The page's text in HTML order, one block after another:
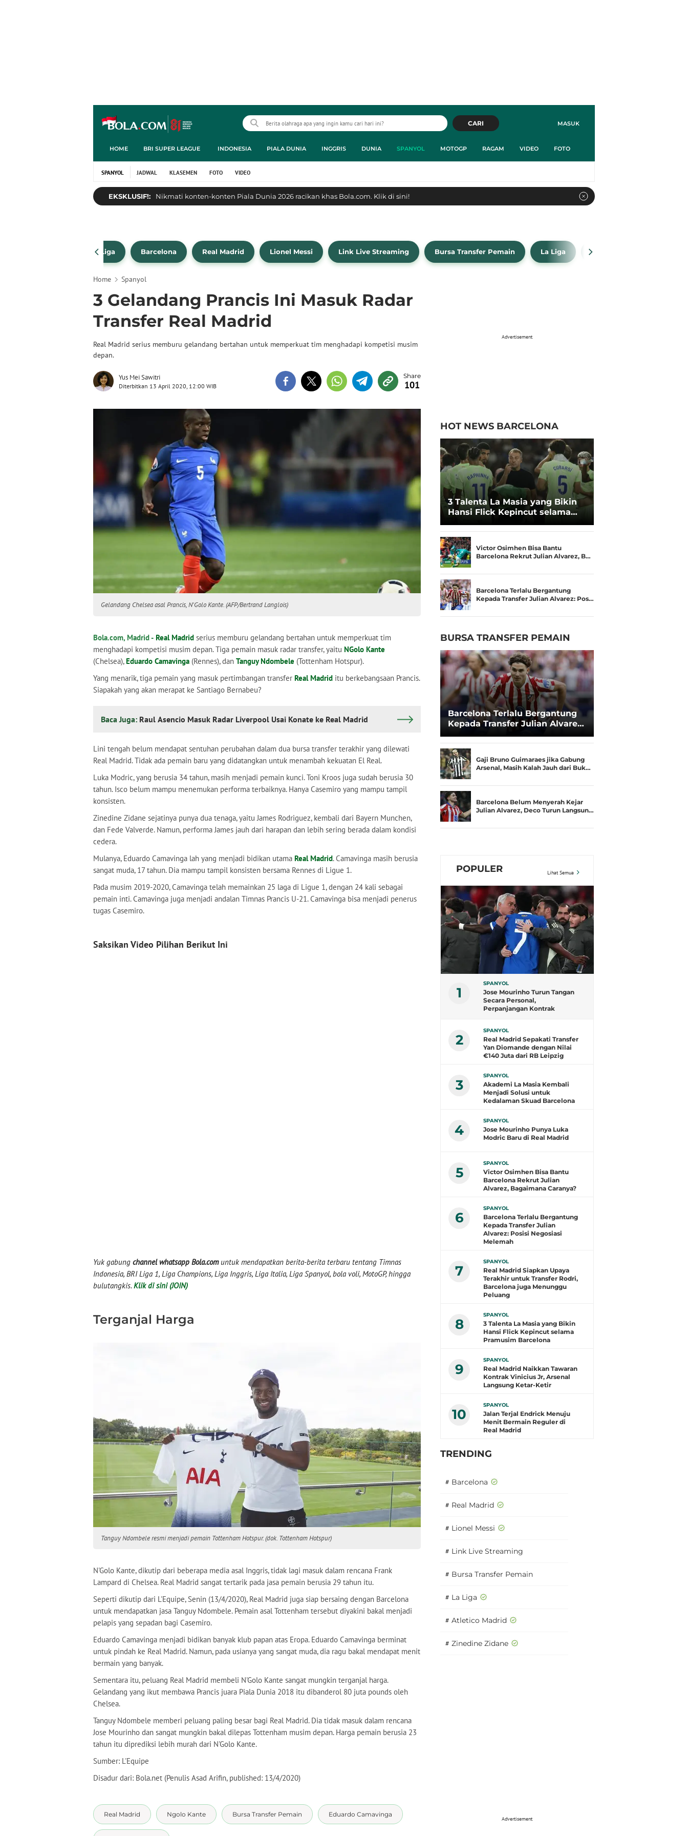
MASUK
CARI
HOME BRI SUPER LEAGUE INDONESIA PIALA DUNIA INGGRIS DUNIA SPANYOL MOTOGP RAGAM VIDEO FOTO
SPANYOL JADWAL KLASEMEN FOTO VIDEO
EKSKLUSIF!: Nikmati konten-konten Piala Dunia 2026 racikan khas Bola.com. Klik di sini!
La Liga Barcelona Real Madrid Lionel Messi Link Live Streaming Bursa Transfer Pemain La Liga Barcelona
Home Spanyol
3 Gelandang Prancis Ini Masuk Radar
Transfer Real Madrid
Real Madrid serius memburu gelandang bertahan untuk memperkuat tim menghadapi kompetisi musim
depan.
Yus Mei Sawitri
Diterbitkan 13 April 2020, 12:00 WIB 101
Gelandang Chelsea asal Prancis, N'Golo Kante. (AFP/Bertrand Langlois)
Bola.com, Madrid - Real Madrid serius memburu gelandang bertahan untuk memperkuat tim
menghadapi kompetisi musim depan. Tiga pemain masuk radar transfer, yaitu NGolo Kante
(Chelsea),Eduardo Camavinga (Rennes), dan Tanguy Ndombele (Tottenham Hotspur).
Yang menarik, tiga pemain yang masuk pertimbangan transfer Real Madrid itu berkebangsaan Prancis.
Siapakah yang akan merapat ke Santiago Bernabeu?
Baca Juga: Raul Asencio Masuk Radar Liverpool Usai Konate ke Real Madrid
Lini tengah belum mendapat sentuhan perubahan dalam dua bursa transfer terakhir yang dilewati
Real Madrid. Tidak ada pemain baru yang didatangkan untuk menambah kekuatan El Real.
Luka Modric, yang berusia 34 tahun, masih menjadi pemain kunci. Toni Kroos juga sudah berusia 30
tahun. Isco belum mampu menemukan performa terbaiknya. Hanya Casemiro yang mampu tampil
konsisten.
Zinedine Zidane sejatinya punya dua tenaga, yaitu James Rodriguez, kembali dari Bayern Munchen,
dan Fede Valverde. Namun, performa James jauh dari harapan dan lebih sering berada dalam kondisi
cedera.
Mulanya, Eduardo Camavinga lah yang menjadi bidikan utama Real Madrid. Camavinga masih berusia
sangat muda, 17 tahun. Dia mampu tampil konsisten bersama Rennes di Ligue 1.
Pada musim 2019-2020, Camavinga telah memainkan 25 laga di Ligue 1, dengan 24 kali sebagai
pemain inti. Camavinga juga menjadi andalan Timnas Prancis U-21. Camavinga bisa menjadi penerus
tugas Casemiro.
Saksikan Video Pilihan Berikut Ini
Yuk gabung channel whatsapp Bola.comuntuk mendapatkan berita-berita terbaru tentang Timnas
Indonesia, BRI Liga 1, Liga Champions, Liga Inggris, Liga Italia, Liga Spanyol, bola voli, MotoGP, hingga
bulutangkis. Klik di sini (JOIN)
Terganjal Harga
Tanguy Ndombele resmi menjadi pemain Tottenham Hotspur. (dok. Tottenham Hotspur)
N'Golo Kante, dikutip dari beberapa media asal Inggris, tidak lagi masuk dalam rencana Frank
Lampard di Chelsea. Real Madrid sangat tertarik pada jasa pemain berusia 29 tahun itu.
Seperti dikutip dari L'Equipe, Senin (13/4/2020), Real Madrid juga siap bersaing dengan Barcelona
untuk mendapatkan jasa Tanguy Ndombele. Pemain asal Tottenham tersebut diyakini bakal menjadi
pelapis yang sepadan bagi Casemiro.
Eduardo Camavinga menjadi bidikan banyak klub papan atas Eropa. Eduardo Camavinga berminat
untuk pindah ke Real Madrid. Namun, pada usianya yang sangat muda, dia ragu bakal mendapat menit
bermain yang banyak.
Sementara itu, peluang Real Madrid membeli N'Golo Kante sangat mungkin terganjal harga.
Gelandang yang ikut membawa Prancis juara Piala Dunia 2018 itu dibanderol 80 juta pounds oleh
Chelsea.
Tanguy Ndombele memberi peluang paling besar bagi Real Madrid. Dia tidak masuk dalam rencana
Jose Mourinho dan sangat mungkin bakal dilepas Tottenham musim depan. Harga pemain berusia 23
tahun itu diprediksi lebih murah dari N'Golo Kante.
Sumber: L'Equipe
Disadur dari: Bola.net (Penulis Asad Arifin, published: 13/4/2020)
Real Madrid Ngolo Kante Bursa Transfer Pemain Eduardo Camavinga
Advertisement
HOT NEWS BARCELONA
3 Talenta La Masia yang Bikin
Hansi Flick Kepincut selama
Victor Osimhen Bisa Bantu
Barcelona Rekrut Julian Alvarez, B…
Barcelona Terlalu Bergantung
Kepada Transfer Julian Alvarez: Pos…
BURSA TRANSFER PEMAIN
Barcelona Terlalu Bergantung
Kepada Transfer Julian Alvarez:
Gaji Bruno Guimaraes jika Gabung
Arsenal, Masih Kalah Jauh dari Buk…
Barcelona Belum Menyerah Kejar
Julian Alvarez, Deco Turun Langsun…
POPULER Lihat Semua
1
SPANYOL
Jose Mourinho Turun Tangan
Secara Personal,
Perpanjangan Kontrak
2
SPANYOL
Real Madrid Sepakati Transfer
Yan Diomande dengan Nilai
€140 Juta dari RB Leipzig
3
SPANYOL
Akademi La Masia Kembali
Menjadi Solusi untuk
Kedalaman Skuad Barcelona
4
SPANYOL
Jose Mourinho Punya Luka
Modric Baru di Real Madrid
5
SPANYOL
Victor Osimhen Bisa Bantu
Barcelona Rekrut Julian
Alvarez, Bagaimana Caranya?
6
SPANYOL
Barcelona Terlalu Bergantung
Kepada Transfer Julian
Alvarez: Posisi Negosiasi
Melemah
7
SPANYOL
Real Madrid Siapkan Upaya
Terakhir untuk Transfer Rodri,
Barcelona juga Menunggu
Peluang
8
SPANYOL
3 Talenta La Masia yang Bikin
Hansi Flick Kepincut selama
Pramusim Barcelona
9
SPANYOL
Real Madrid Naikkan Tawaran
Kontrak Vinicius Jr, Arsenal
Langsung Ketar-Ketir
10
SPANYOL
Jalan Terjal Endrick Menuju
Menit Bermain Reguler di
Real Madrid
TRENDING
# Barcelona
# Real Madrid
# Lionel Messi
# Link Live Streaming
# Bursa Transfer Pemain
# La Liga
# Atletico Madrid
# Zinedine Zidane
Advertisement